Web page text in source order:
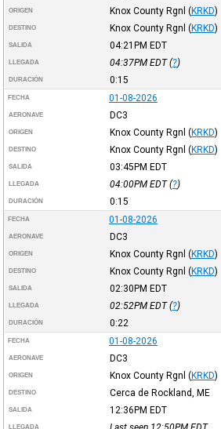
ORIGEN Knox County Rgnl (KRKD)
DESTINO Knox County Rgnl (KRKD)
SALIDA 04:21PM EDT
LLEGADA 04:37PM EDT(?)
DURACIÓN 0:15
FECHA 01-08-2026
AERONAVE DC3
ORIGEN Knox County Rgnl (KRKD)
DESTINO Knox County Rgnl (KRKD)
SALIDA 03:45PM EDT
LLEGADA 04:00PM EDT(?)
DURACIÓN 0:15
FECHA 01-08-2026
AERONAVE DC3
ORIGEN Knox County Rgnl (KRKD)
DESTINO Knox County Rgnl (KRKD)
SALIDA 02:30PM EDT
LLEGADA 02:52PM EDT(?)
DURACIÓN 0:22
FECHA 01-08-2026
AERONAVE DC3
ORIGEN Knox County Rgnl (KRKD)
DESTINO Cerca de Rockland, ME
SALIDA 12:36PM EDT
LLEGADA